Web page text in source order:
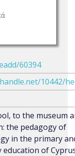
60394
10442/
to the museum
the pedagogy of
in the primary
education of